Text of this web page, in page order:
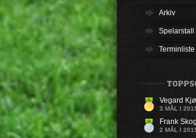
Arkiv
Spelarstall
Terminliste
Vegard
3 MÅL I
Frank
2 MÅL I